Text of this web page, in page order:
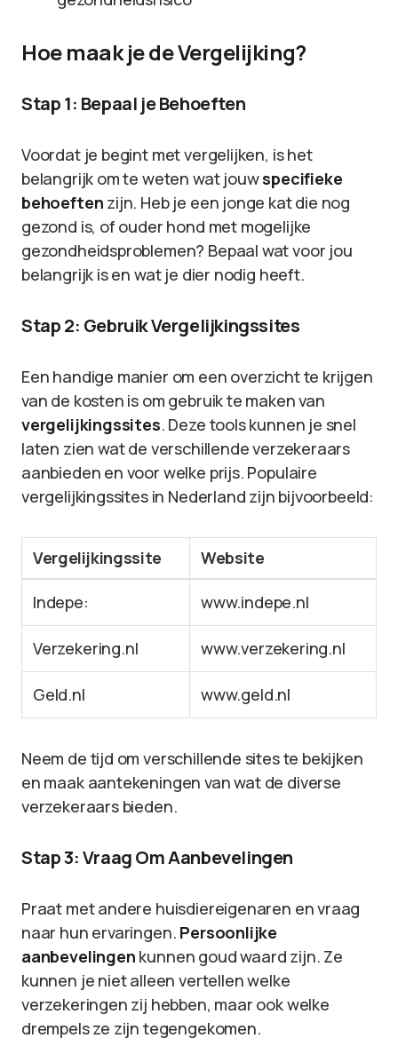
Hoe maak je de Vergelijking?
Stap 1: Bepaal je Behoeften
Voordat je begint met vergelijken, is het
belangrijk om te weten wat jouwspecifieke
behoeften zijn. Heb je een jonge kat die nog
gezond is, of ouder hond met mogelijke
gezondheidsproblemen? Bepaal wat voor jou
belangrijk is en wat je dier nodig heeft.
Stap 2: Gebruik Vergelijkingssites
Een handige manier om een overzicht te krijgen
van de kosten is om gebruik te maken van
vergelijkingssites. Deze tools kunnen je snel
laten zien wat de verschillende verzekeraars
aanbieden en voor welke prijs. Populaire
vergelijkingssites in Nederland zijn bijvoorbeeld:
Vergelijkingssite Website
Indepe: www.indepe.nl
Verzekering.nl www.verzekering.nl
Geld.nl www.geld.nl
Neem de tijd om verschillende sites te bekijken
en maak aantekeningen van wat de diverse
verzekeraars bieden.
Stap 3: Vraag Om Aanbevelingen
Praat met andere huisdiereigenaren en vraag
naar hun ervaringen. Persoonlijke
aanbevelingen kunnen goud waard zijn. Ze
kunnen je niet alleen vertellen welke
verzekeringen zij hebben, maar ook welke
drempels ze zijn tegengekomen.